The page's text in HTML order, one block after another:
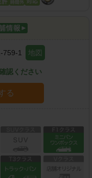
759-1 地図
認ください
る